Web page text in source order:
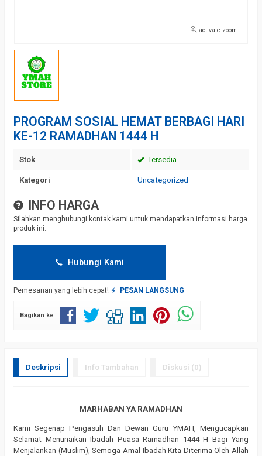
activate zoom
PROGRAM SOSIAL HEMAT BERBAGI HARI
KE-12 RAMADHAN 1444 H
Stok Tersedia
Kategori Uncategorized
INFO HARGA
Silahkan menghubungi kontak kami untuk mendapatkan informasi harga
produk ini.
Hubungi Kami
Pemesanan yang lebih cepat! PESAN LANGSUNG
Bagikan ke
Deskripsi Info Tambahan Diskusi (0)
MARHABAN YA RAMADHAN
Kami Segenap Pengasuh Dan Dewan Guru YMAH, Mengucapkan
Selamat Menunaikan Ibadah Puasa Ramadhan 1444 H Bagi Yang
Menjalankan (Muslim), Semoga Amal Ibadah Kita Diterima Oleh Allah